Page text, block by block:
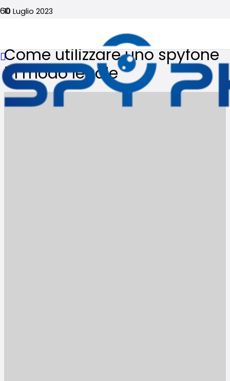
10 Luglio 2023
Come utilizzare uno spyfone
in modo legale